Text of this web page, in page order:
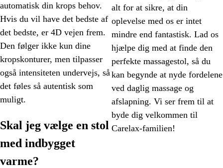
automatisk din krops behov.
Hvis du vil have det bedste af
det bedste, er 4D vejen frem.
Den følger ikke kun dine
kropskonturer, men tilpasser
også intensiteten undervejs, så
det føles så autentisk som
muligt.
Skal jeg vælge en stol
med indbygget
varme?
alt for at sikre, at din
oplevelse med os er intet
mindre end fantastisk. Lad os
hjælpe dig med at finde den
perfekte massagestol, så du
kan begynde at nyde fordelene
ved daglig massage og
afslapning. Vi ser frem til at
byde dig velkommen til
Carelax-familien!